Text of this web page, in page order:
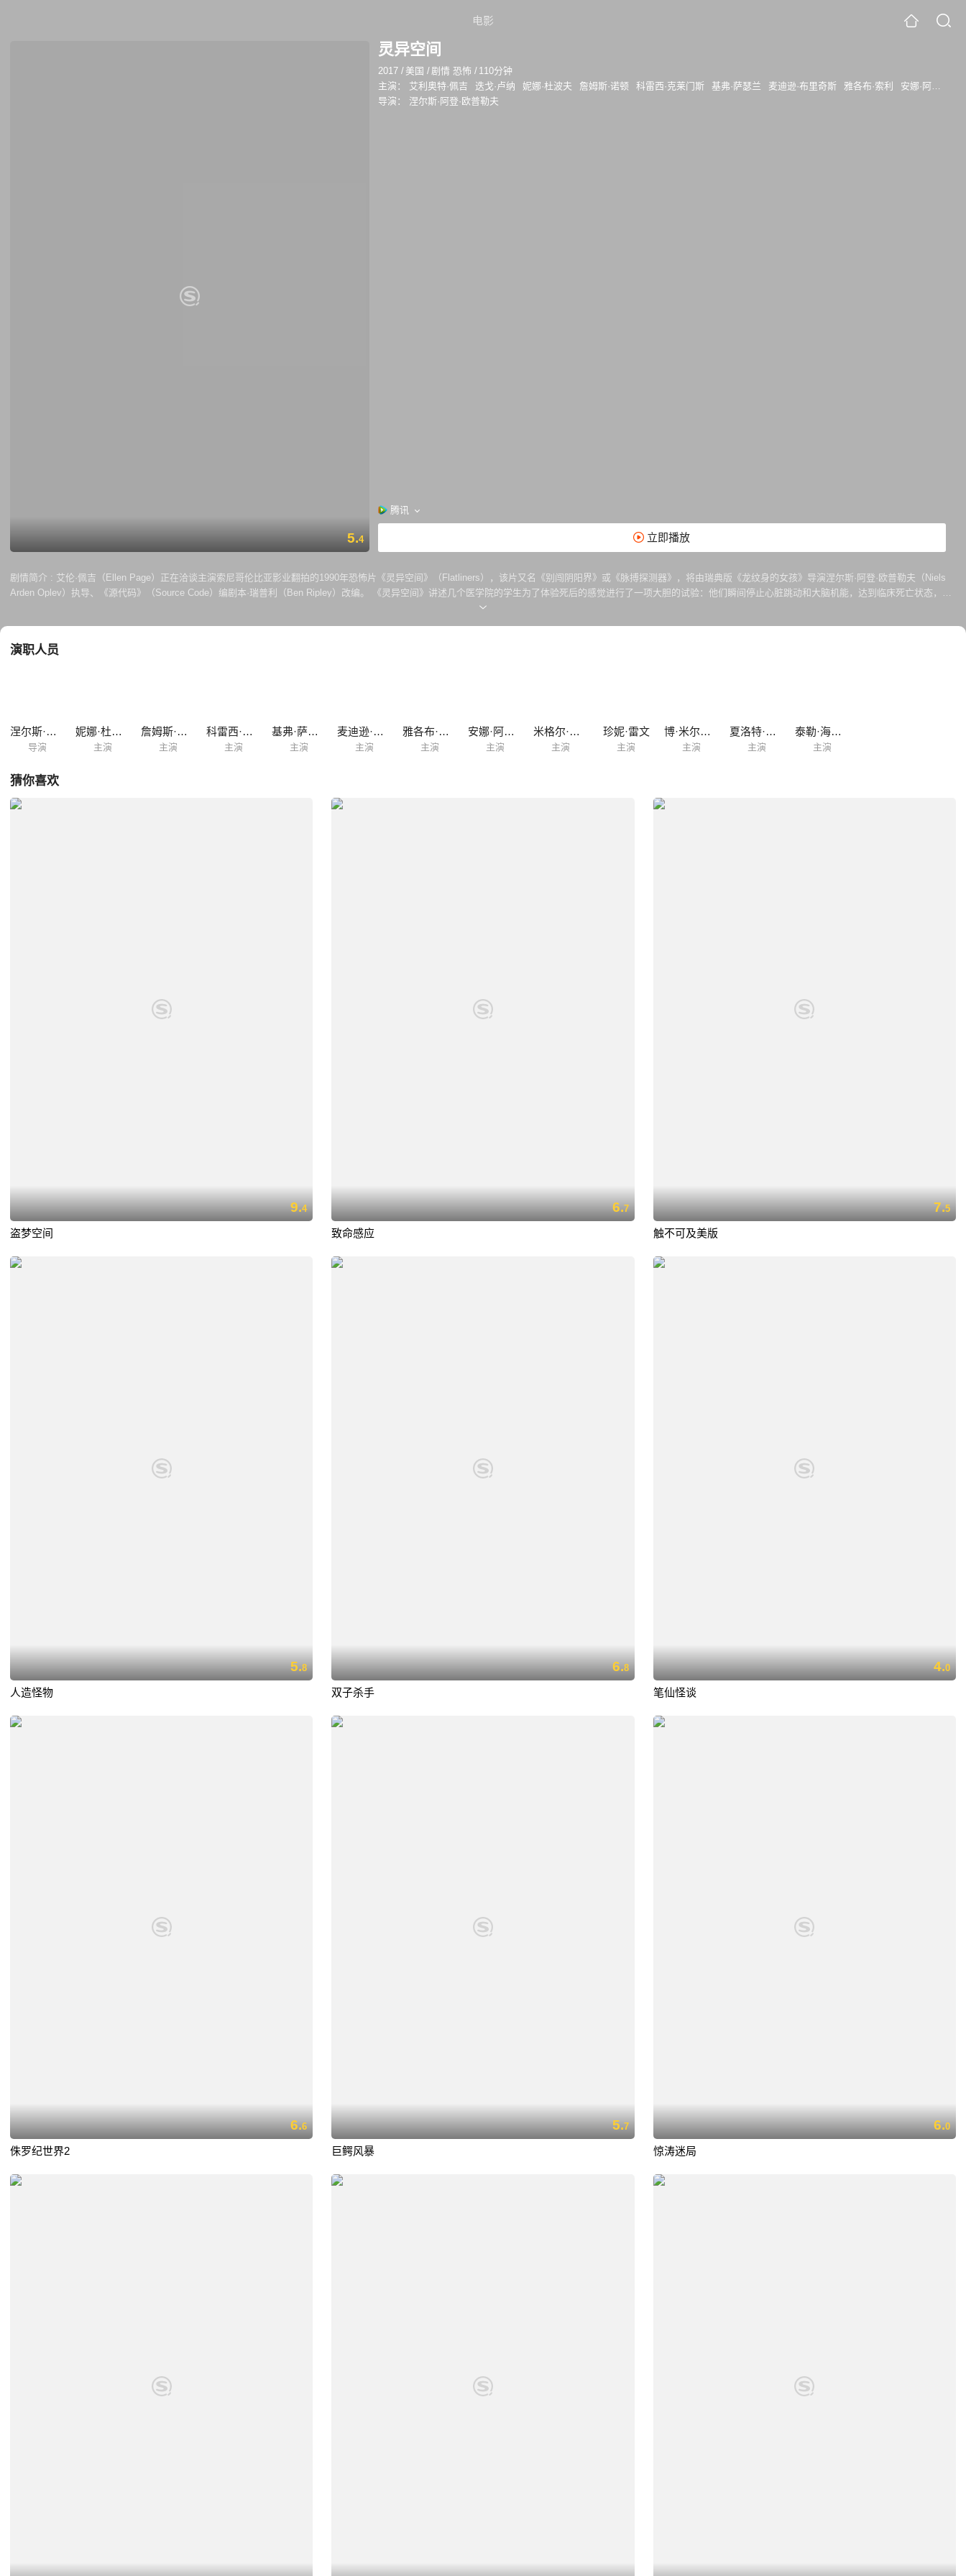
电影
5.4
灵异空间
2017 / 美国 /剧情 恐怖 / 110分钟
主演：
艾利奥特·佩吉 迭戈·卢纳 妮娜·杜波夫 詹姆斯·诺顿 科雷西·克莱门斯 基弗·萨瑟兰 麦迪逊·布里奇斯 雅各布·索利 安娜·阿尔丁
导演：
涅尔斯·阿登·欧普勒夫
腾讯
立即播放
剧情简介 : 艾伦·佩吉（Ellen Page）正在洽谈主演索尼哥伦比亚影业翻拍的1990年恐怖片《灵异空间》（Flatliners），该片又名《别闯阴阳界》或《脉搏探测器》，将由瑞典版《龙纹身的女孩》导演涅尔斯·阿登·欧普勒夫（Niels
Arden Oplev）执导、《源代码》（Source Code）编剧本·瑞普利（Ben Ripley）改编。 《灵异空间》讲述几个医学院的学生为了体验死后的感觉进行了一项大胆的试验：他们瞬间停止心脏跳动和大脑机能，达到临床死亡状态，然
后很快恢复。试验成功了，但他们始终无法忘却那恐怖的濒死体验，而且有些东西似乎也随着他们死而复活来到了阳间。
演职人员
涅尔斯·阿登·欧普勒夫
导演
妮娜·杜波夫
主演
詹姆斯·诺顿
主演
科雷西·克莱门斯
主演
基弗·萨瑟兰
主演
麦迪逊·布里奇斯
主演
雅各布·索利
主演
安娜·阿尔丁
主演
米格尔·安东尼
主演
珍妮·雷文
主演
博·米尔乔夫
主演
夏洛特·麦金尼
主演
泰勒·海涅斯
主演
猜你喜欢
9.4
盗梦空间
6.7
致命感应
7.5
触不可及美版
5.8
人造怪物
6.8
双子杀手
4.0
笔仙怪谈
6.6
侏罗纪世界2
5.7
巨鳄风暴
6.0
惊涛迷局